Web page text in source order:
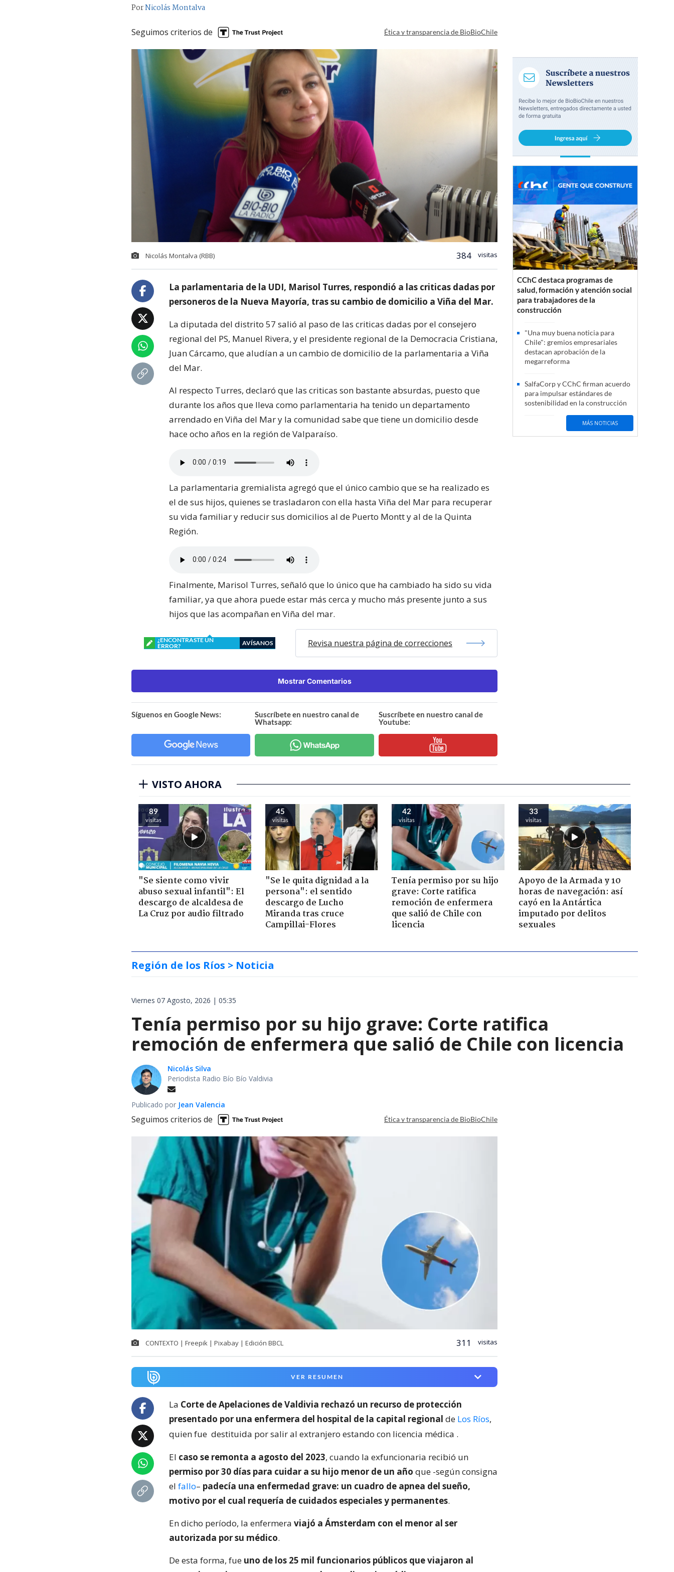
PorNicolás Montalva
Seguimos criterios de Ética y transparencia de BioBioChile
Nicolás Montalva (RBB) 384 visitas
La parlamentaria de la UDI, Marisol Turres, respondió a las criticas dadas por
personeros de la Nueva Mayoría, tras su cambio de domicilio a Viña del Mar.
La diputada del distrito 57 salió al paso de las criticas dadas por el consejero
regional del PS, Manuel Rivera, y el presidente regional de la Democracia Cristiana,
Juan Cárcamo, que aludían a un cambio de domicilio de la parlamentaria a Viña
del Mar.
Al respecto Turres, declaró que las criticas son bastante absurdas, puesto que
durante los años que lleva como parlamentaria ha tenido un departamento
arrendado en Viña del Mar y la comunidad sabe que tiene un domicilio desde
hace ocho años en la región de Valparaíso.
La parlamentaria gremialista agregó que el único cambio que se ha realizado es
el de sus hijos, quienes se trasladaron con ella hasta Viña del Mar para recuperar
su vida familiar y reducir sus domicilios al de Puerto Montt y al de la Quinta
Región.
Finalmente, Marisol Turres, señaló que lo único que ha cambiado ha sido su vida
familiar, ya que ahora puede estar más cerca y mucho más presente junto a sus
hijos que las acompañan en Viña del mar.
¿ENCONTRASTE UN
ERROR?
AVÍSANOS Revisa nuestra página de correcciones
Mostrar Comentarios
Síguenos en Google News:
Suscríbete en nuestro canal de
Whatsapp:
Suscríbete en nuestro canal de
Youtube:
CChC destaca programas de
salud, formación y atención social
para trabajadores de la
construcción
"Una muy buena noticia para
Chile": gremios empresariales
destacan aprobación de la
megarreforma
SalfaCorp y CChC firman acuerdo
para impulsar estándares de
sostenibilidad en la construcción
MÁS NOTICIAS
VISTO AHORA
89
visitas
"Se siente como vivir
abuso sexual infantil": El
descargo de alcaldesa de
La Cruz por audio filtrado
45
visitas
"Se le quita dignidad a la
persona": el sentido
descargo de Lucho
Miranda tras cruce
Campillai-Flores
42
visitas
Tenía permiso por su hijo
grave: Corte ratifica
remoción de enfermera
que salió de Chile con
licencia
33
visitas
Apoyo de la Armada y 10
horas de navegación: así
cayó en la Antártica
imputado por delitos
sexuales
Región de los Ríos > Noticia
Viernes 07 Agosto, 2026 | 05:35
Tenía permiso por su hijo grave: Corte ratifica
remoción de enfermera que salió de Chile con licencia
Nicolás Silva
Periodista Radio Bío Bío Valdivia
Publicado por Jean Valencia
Seguimos criterios de Ética y transparencia de BioBioChile
CONTEXTO | Freepik | Pixabay | Edición BBCL 311 visitas
VER RESUMEN
La Corte de Apelaciones de Valdivia rechazó un recurso de protección
presentado por una enfermera del hospital de la capital regional de Los Ríos,
quien fue destituida por salir al extranjero estando con licencia médica .
El caso se remonta a agosto del 2023, cuando la exfuncionaria recibió un
permiso por 30 días para cuidar a su hijo menor de un año que -según consigna
el fallo– padecía una enfermedad grave: un cuadro de apnea del sueño,
motivo por el cual requería de cuidados especiales y permanentes.
En dicho período, la enfermera viajó a Ámsterdam con el menor al ser
autorizada por su médico.
De esta forma, fue uno de los 25 mil funcionarios públicos que viajaron al